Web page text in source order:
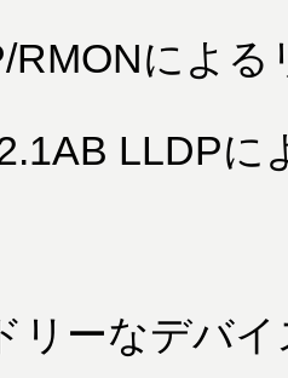
RMONによる
LLDP
リーなデバ